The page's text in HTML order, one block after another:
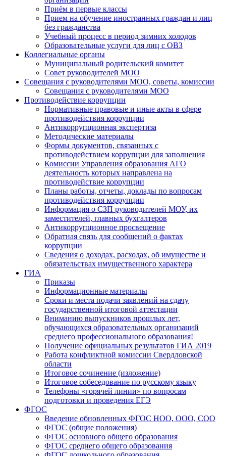
Приём в первые классы
Прием на обучение иностранных граждан и лиц
без гражданства
Учебный процесс в период зимних холодов
Образовательные услуги для лиц с ОВЗ
Коллегиальные органы
Муниципальный родительский комитет
Совет руководителей МОО
Совещания с руководителями МОО, советы, комиссии
Совещания с руководителями МОО
Противодействие коррупции
Нормативные правовые и иные акты в сфере
противодействия коррупции
Антикоррупционная экспертиза
Методические материалы
Формы документов, связанных с
противодействием коррупции для заполнения
Комиссии Управления образования АГО
деятельность которых направлена на
противодействие коррупции
Планы работы, отчеты, доклады по вопросам
противодействия коррупции
Информация о СЗП руководителей МОУ, их
заместителей, главных бухгалтеров
Антикоррупционное просвещение
Обратная связь для сообщений о фактах
коррупции
Сведения о доходах, расходах, об имуществе и
обязательствах имущественного характера
ГИА
Приказы
Информационные материалы
Сроки и места подачи заявлений на сдачу
государственной итоговой аттестации
Вниманию выпускников прошлых лет,
обучающихся образовательных организаций
среднего профессионального образования!
Получение официальных результатов ГИА 2019
Работа конфликтной комиссии Свердловской
области
Итоговое сочинение (изложение)
Итоговое собеседование по русскому языку
Телефоны «горячей линии» по вопросам
подготовки и проведения ЕГЭ
ФГОС
Введение обновленных ФГОС НОО, ООО, СОО
ФГОС (общие положения)
ФГОС основного общего образования
ФГОС среднего общего образования